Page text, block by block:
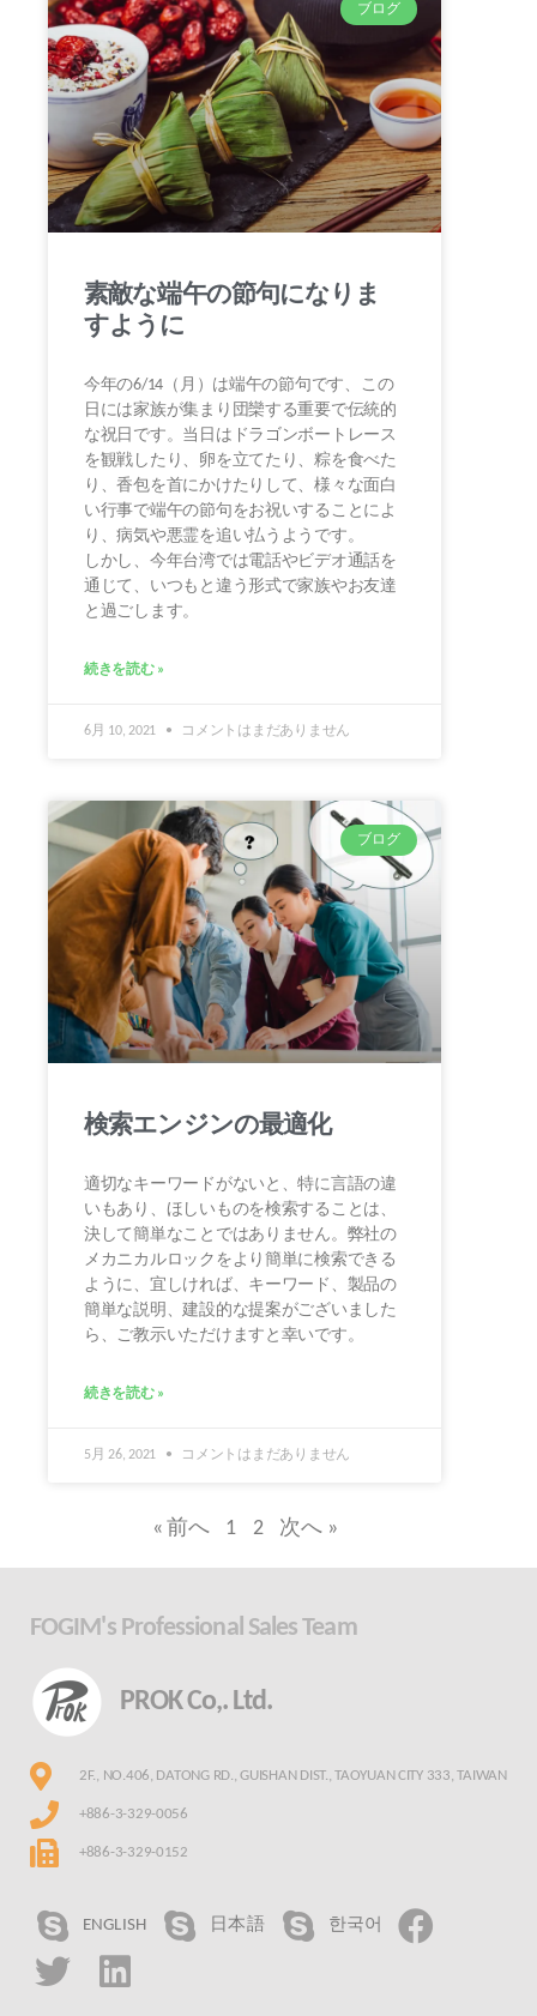
ブログ
素敵な端午の節句になりま
すように
今年の6/14（月）は端午の節句です、この
日には家族が集まり団欒する重要で伝統的
な祝日です。当日はドラゴンボートレース
を観戦したり、卵を立てたり、粽を食べた
り、香包を首にかけたりして、様々な面白
い行事で端午の節句をお祝いすることによ
り、病気や悪霊を追い払うようです。
しかし、今年台湾では電話やビデオ通話を
通じて、いつもと違う形式で家族やお友達
と過ごします。
続きを読む »
6月 10, 2021 コメントはまだありません
ブログ
検索エンジンの最適化
適切なキーワードがないと、特に言語の違
いもあり、ほしいものを検索することは、
決して簡単なことではありません。弊社の
メカニカルロックをより簡単に検索できる
ように、宜しければ、キーワード、製品の
簡単な説明、建設的な提案がございました
ら、ご教示いただけますと幸いです。
続きを読む »
5月 26, 2021 コメントはまだありません
« 前へ 1 2 次へ »
FOGIM's Professional Sales Team
PROK Co,. Ltd.
2F., NO.406, DATONG RD., GUISHAN DIST., TAOYUAN CITY 333, TAIWAN
+886-3-329-0056
+886-3-329-0152
ENGLISH 日本語 한국어